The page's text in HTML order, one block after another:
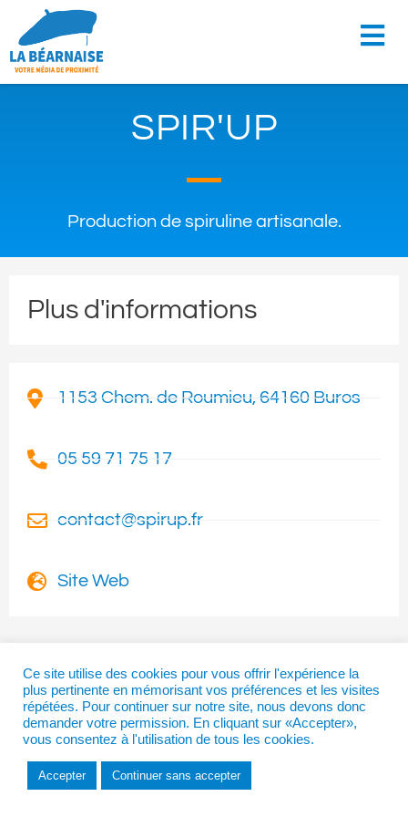
SPIR'UP
Production de spiruline artisanale.
Plus d'informations
1153 Chem. de Roumieu, 64160 Buros
05 59 71 75 17
contact@spirup.fr
Site Web
I
n
s
a
g
T
w
i
t
e
F
a
c
Copyright © 2026 | La Béarnaise
Ce site utilise des cookies pour vous offrir l'expérience la
plus pertinente en mémorisant vos préférences et les visites
répétées. Pour continuer sur notre site, nous devons donc
demander votre permission. En cliquant sur «Accepter»,
vous consentez à l'utilisation de tous les cookies.
Accepter Continuer sans accepter